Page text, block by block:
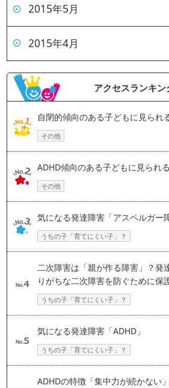
2015年5月
2015年4月
アクセスランキン
自閉的傾向のある子どもに見られ
その他
ADHD傾向のある子どもに見られ
その他
気になる発達障害「アスペルガー
うちの子「育てにくい子」？
二次障害は「親が作る障害」？発
りがちな二次障害を防ぐために保
うちの子「育てにくい子」？
気になる発達障害「ADHD」
うちの子「育てにくい子」？
ADHDの特徴「集中力が続かない